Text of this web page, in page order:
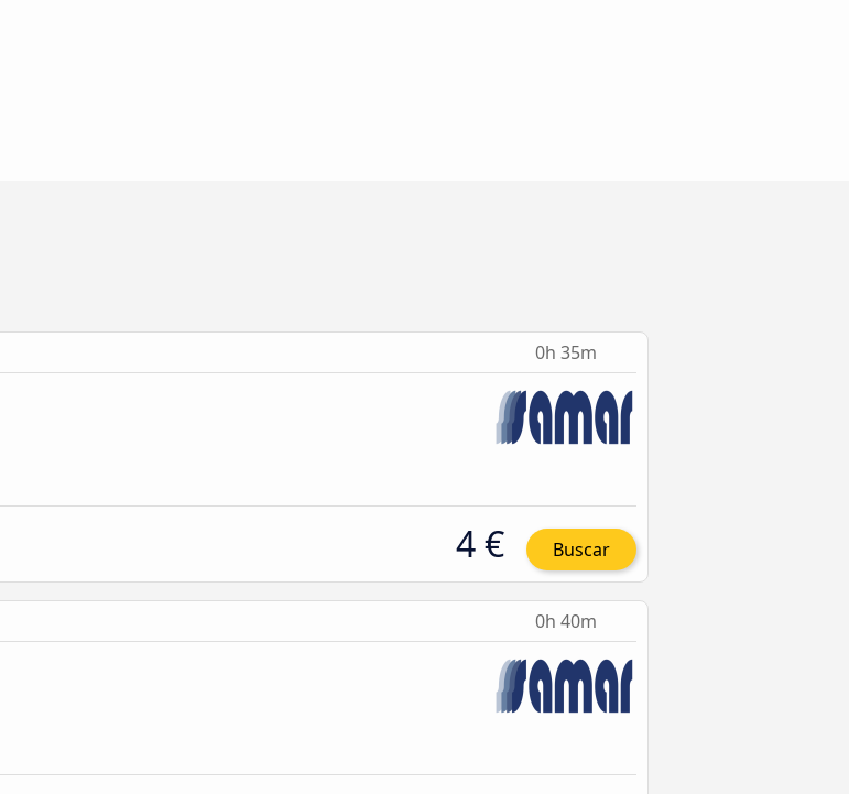
0h 35m
4 € Buscar
0h 40m